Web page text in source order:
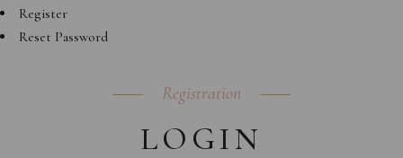
Register
Reset Password
Registration
LOGIN